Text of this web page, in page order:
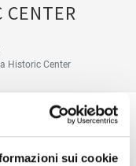
sui cookie
CENTER
Historic Center